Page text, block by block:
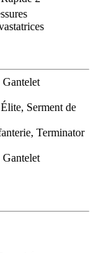
Serment de
Terminator